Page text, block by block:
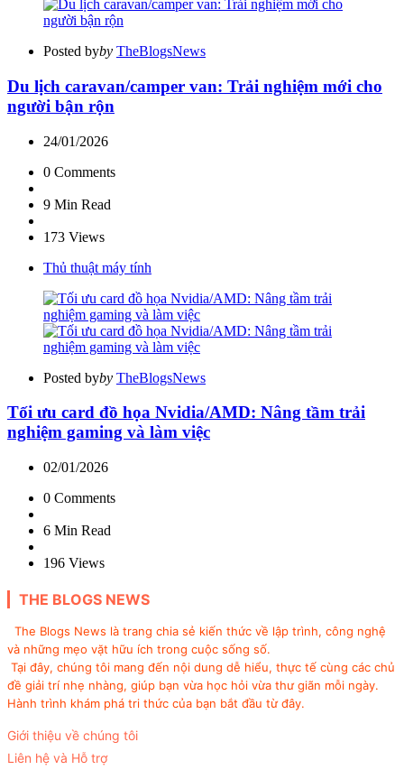
Posted byby TheBlogsNews
Du lịch caravan/camper van: Trải nghiệm mới cho
người bận rộn
24/01/2026
0 Comments
9 Min Read
173 Views
Thủ thuật máy tính
Posted byby TheBlogsNews
Tối ưu card đồ họa Nvidia/AMD: Nâng tầm trải
nghiệm gaming và làm việc
02/01/2026
0 Comments
6 Min Read
196 Views
THE BLOGS NEWS
The Blogs News là trang chia sẻ kiến thức về lập trình, công nghệ
và những mẹo vặt hữu ích trong cuộc sống số.
Tại đây, chúng tôi mang đến nội dung dễ hiểu, thực tế cùng các chủ
đề giải trí nhẹ nhàng, giúp bạn vừa học hỏi vừa thư giãn mỗi ngày.
Hành trình khám phá tri thức của bạn bắt đầu từ đây.
Giới thiệu về chúng tôi
Liên hệ và Hỗ trợ